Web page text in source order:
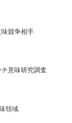
競争相手
意味研究調査
領域